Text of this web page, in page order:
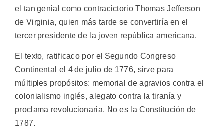
el tan genial como contradictorio Thomas Jefferson
de Virginia, quien más tarde se convertiría en el
tercer presidente de la joven república americana.
El texto, ratificado por el Segundo Congreso
Continental el 4 de julio de 1776, sirve para
múltiples propósitos: memorial de agravios contra el
colonialismo inglés, alegato contra la tiranía y
proclama revolucionaria. No es la Constitución de
1787.